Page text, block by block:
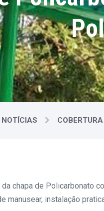
chapa de Policarbonato
manusear, instalação